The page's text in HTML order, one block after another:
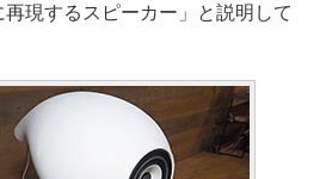
現するスピーカー」と説明して